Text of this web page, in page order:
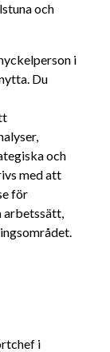
och
i
Du
och
med att
för
arbetssätt,
i